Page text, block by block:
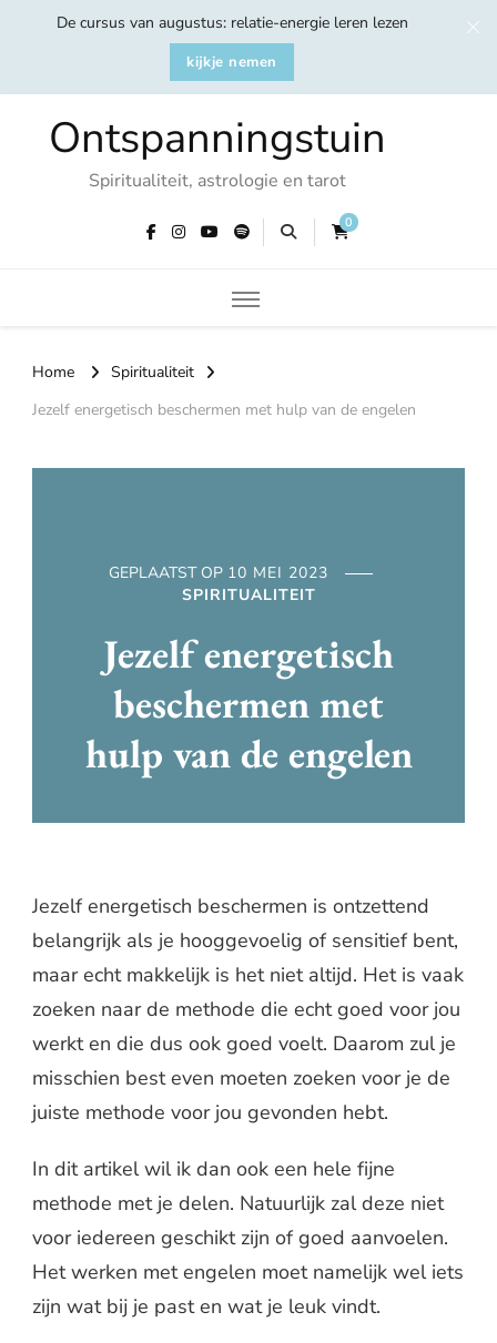
De cursus van augustus: relatie-energie leren lezen
kijkje nemen
Ontspanningstuin
Spiritualiteit, astrologie en tarot
0
Home
Spiritualiteit
Jezelf energetisch beschermen met hulp van de engelen
GEPLAATST OP 10 MEI 2023
SPIRITUALITEIT
Jezelf energetisch
beschermen met
hulp van de engelen
Jezelf energetisch beschermen is ontzettend
belangrijk als je hooggevoelig of sensitief bent,
maar echt makkelijk is het niet altijd. Het is vaak
zoeken naar de methode die echt goed voor jou
werkt en die dus ook goed voelt. Daarom zul je
misschien best even moeten zoeken voor je de
juiste methode voor jou gevonden hebt.
In dit artikel wil ik dan ook een hele fijne
methode met je delen. Natuurlijk zal deze niet
voor iedereen geschikt zijn of goed aanvoelen.
Het werken met engelen moet namelijk wel iets
zijn wat bij je past en wat je leuk vindt.